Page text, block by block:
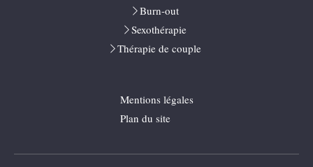
Burn-out
Sexothérapie
Thérapie de couple
Mentions légales
Plan du site